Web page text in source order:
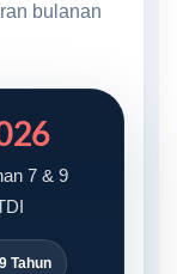
bulanan
7 & 9
Tahun